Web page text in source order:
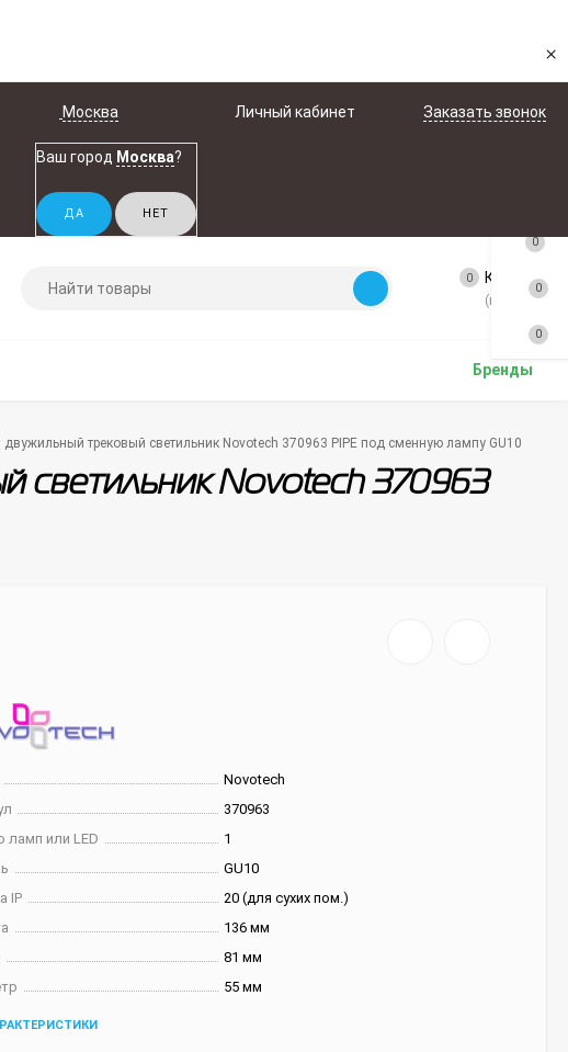
×
Москва
Ваш город Москва?
Личный кабинет Заказать звонок
0 Корзина
(пусто)
Бренды
трековый светильник Novotech 370963 PIPE под сменную лампу GU10
светильник Novotech 370963
Novotech
370963
ламп или LED
1
GU10
IP
20 (для сухих пом.)
136 мм
81 мм
55 мм
0
0
0